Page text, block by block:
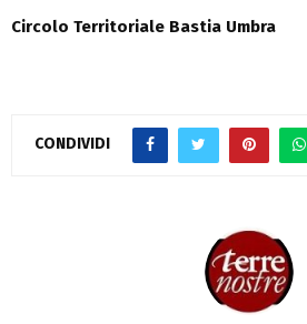
Circolo Territoriale Bastia Umbra
CONDIVIDI